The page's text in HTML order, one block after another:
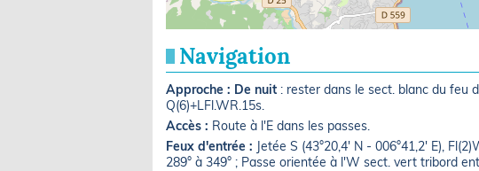
Navigation
Approche : De nuit : rester dans le sect. blanc du feu
Q(6)+LFl.WR.15s.
Accès : Route à l'E dans les passes.
Feux d'entrée : Jetée S (43°20,4' N - 006°41,2' E),
289° à 349° ; Passe orientée à l'W sect. vert tribord